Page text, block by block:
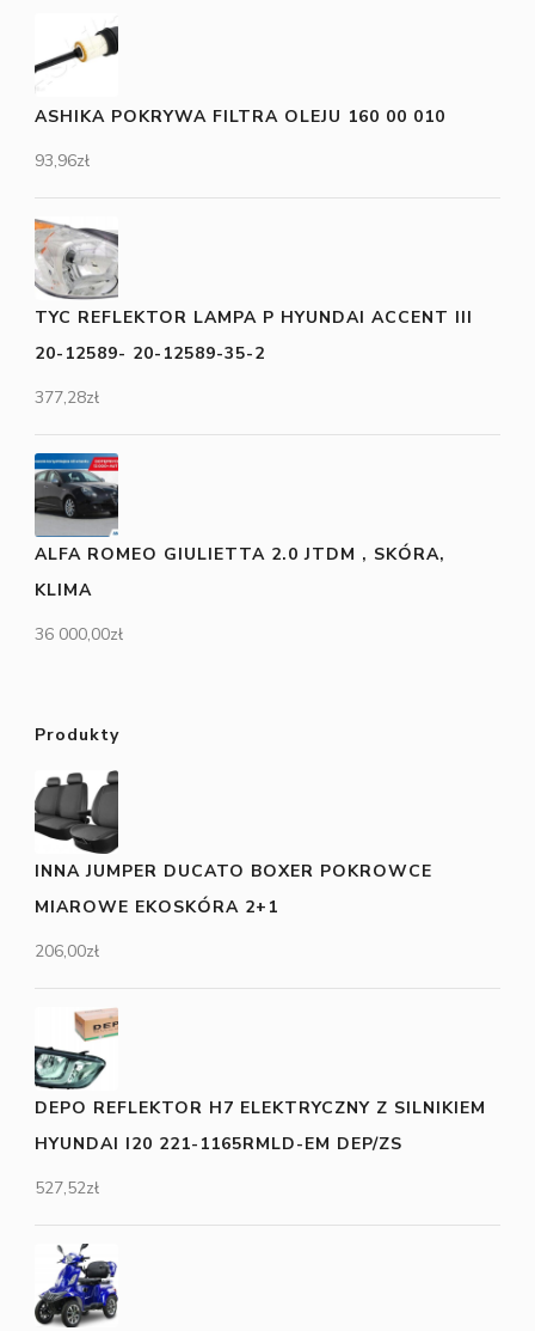
ASHIKA POKRYWA FILTRA OLEJU 160 00 010
93,96zł
TYC REFLEKTOR LAMPA P HYUNDAI ACCENT III
20-12589- 20-12589-35-2
377,28zł
ALFA ROMEO GIULIETTA 2.0 JTDM , SKÓRA,
KLIMA
36 000,00zł
Produkty
INNA JUMPER DUCATO BOXER POKROWCE
MIAROWE EKOSKÓRA 2+1
206,00zł
DEPO REFLEKTOR H7 ELEKTRYCZNY Z SILNIKIEM
HYUNDAI I20 221-1165RMLD-EM DEP/ZS
527,52zł